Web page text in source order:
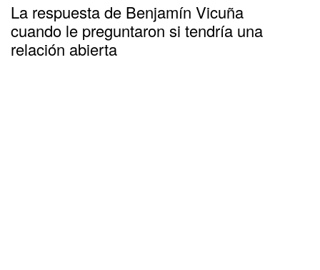
La respuesta de Benjamín Vicuña
cuando le preguntaron si tendría una
relación abierta